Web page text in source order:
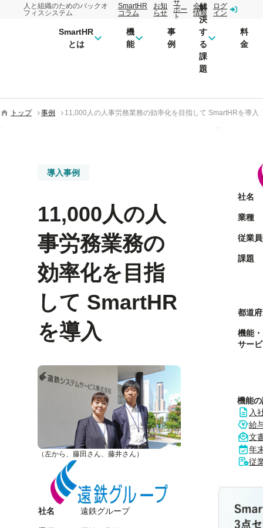
人と組織のためのバックオ
フィスシステム
SmartHR
コラム
お知
らせ
サ
ポー
ト
会社
情報
ログ
イン
SmartHR
とは
機
能
事
例
解
決
す
る
課
題
料
金
トップ 事例 11,000人の人事労務業務の効率化を目指して SmartHRを導入
導入事例
11,000人の人
事労務業務の
効率化を目指
して SmartHR
を導入
（左から、藤田さん、藤井さん）
社名 遠鉄グループ
社名
業種
従業
課題
都道
機能・
サー
機能
入
給
文
年
従